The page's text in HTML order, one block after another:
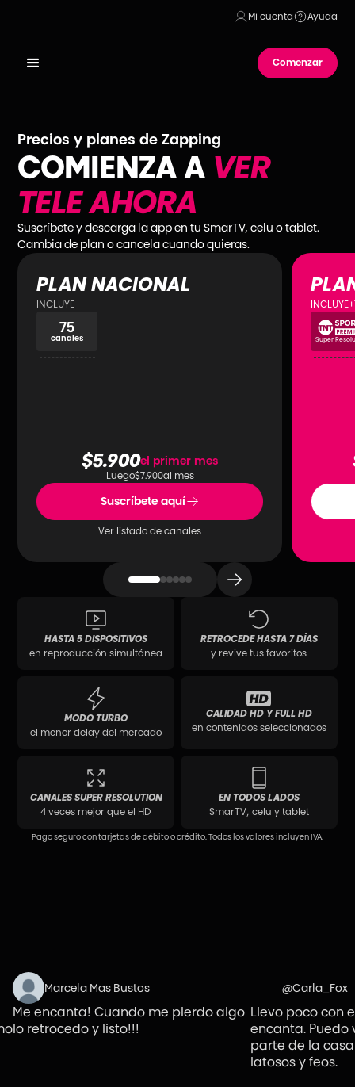
Mi cuenta Ayuda
Comenzar
Precios y planes de Zapping
COMIENZA A VER
TELE AHORA
Suscríbete y descarga la app en tu SmarTV, celu o tablet.
Cambia de plan o cancela cuando quieras.
PLAN NACIONAL
INCLUYE
75
canales
$5.900el primer mes
Luego$7.900al mes
Suscríbete aquí
Ver listado de canales
INCLUYE
Super
HASTA 5 DISPOSITIVOS
en reproducción simultánea
RETROCEDE HASTA 7 DÍAS
y revive tus favoritos
MODO TURBO
el menor delay del mercado
CALIDAD HD Y FULL HD
en contenidos seleccionados
CANALES SUPER RESOLUTION
4 veces mejor que el HD
EN TODOS LADOS
SmarTV, celu y tablet
Pago seguro con tarjetas de débito o crédito. Todos los valores incluyen IVA.
Marcela Mas Bustos
encanta! Cuando me pierdo algo
retrocedo y listo!!!
@Carla_Fox
Llevo poco con
encanta. Puedo
parte de la casa
latosos y feos.